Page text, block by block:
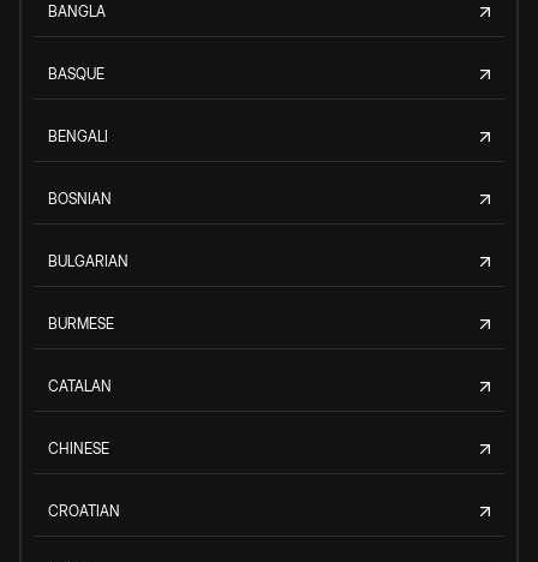
BANGLA
BASQUE
BENGALI
BOSNIAN
BULGARIAN
BURMESE
CATALAN
CHINESE
CROATIAN